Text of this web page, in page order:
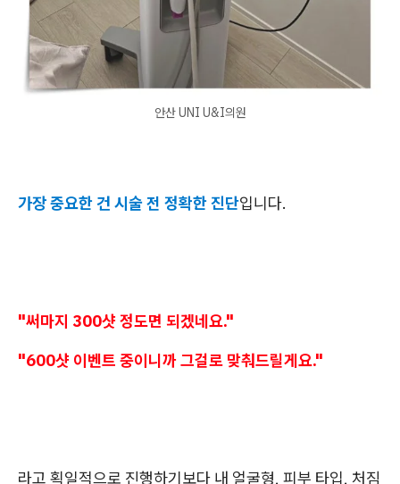
안산 UNI U&I의원
가장 중요한 건 시술 전 정확한 진단입니다.
"써마지 300샷 정도면 되겠네요."
"600샷 이벤트 중이니까 그걸로 맞춰드릴게요."
라고 획일적으로 진행하기보다 내 얼굴형, 피부 타입, 처짐